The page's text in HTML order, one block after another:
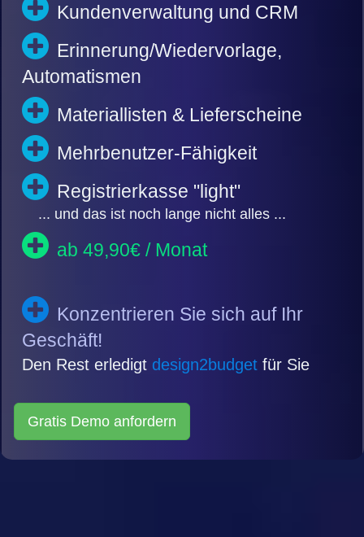
Kundenverwaltung und CRM
Erinnerung/Wiedervorlage,
Automatismen
Materiallisten & Lieferscheine
Mehrbenutzer-Fähigkeit
Registrierkasse "light"
... und das ist noch lange nicht alles ...
ab 49,90€ / Monat
Konzentrieren Sie sich auf Ihr
Geschäft!
Den Rest erledigt design2budget für Sie
Gratis Demo anfordern